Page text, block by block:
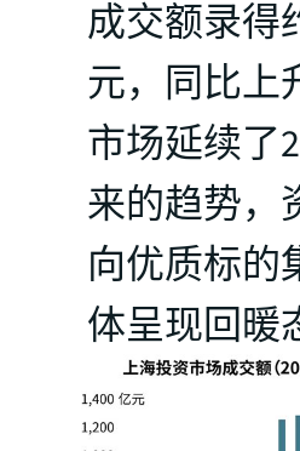
成交额录得
元，同比上
市场延续了
来的趋势，
向优质标的
体呈现回暖